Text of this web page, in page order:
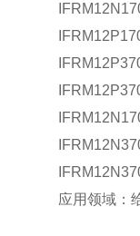
应用领域：